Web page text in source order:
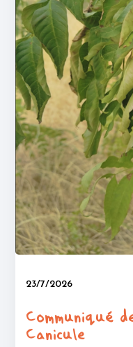
23/7/2026
Communiqué
Canicule